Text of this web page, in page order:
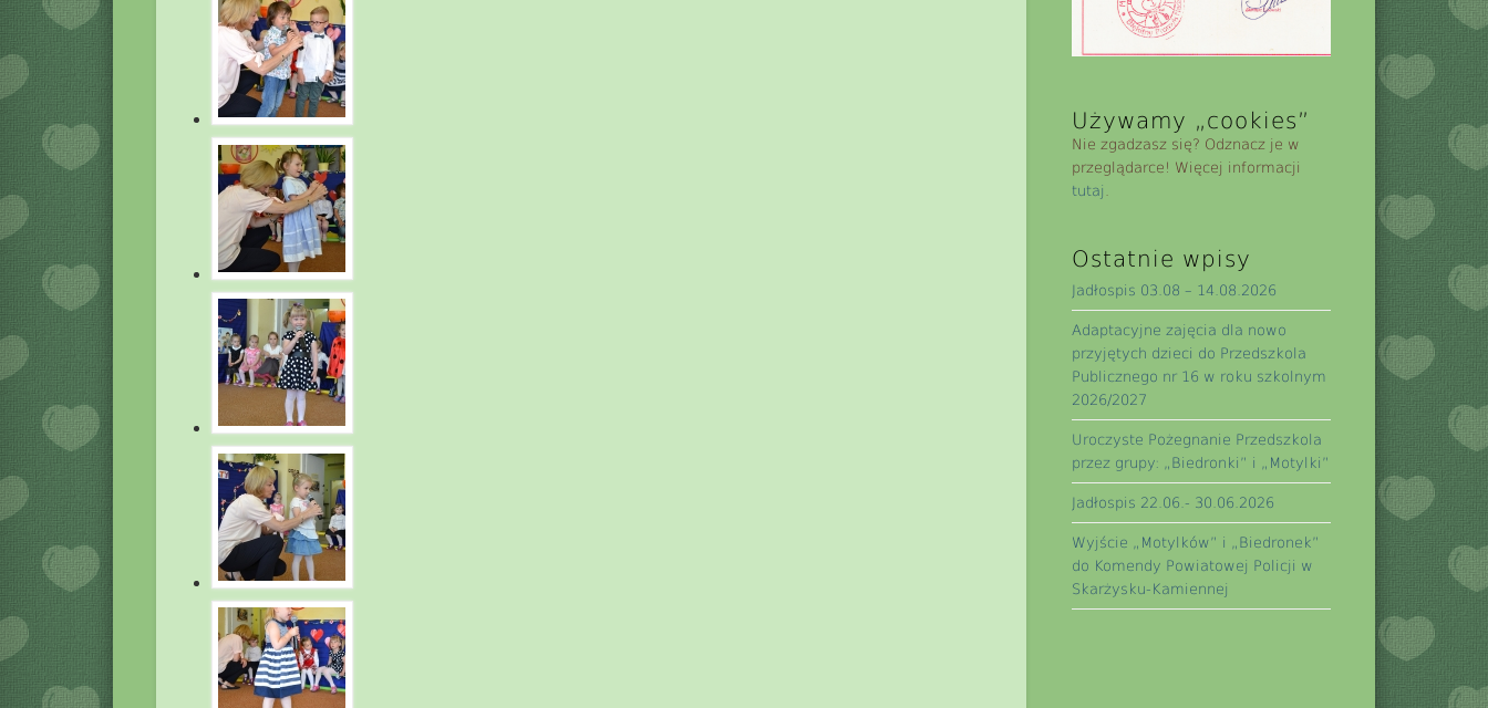
Używamy „cookies”
Nie zgadzasz się? Odznacz je w
przeglądarce! Więcej informacji
tutaj
Ostatnie wpisy
Jadłospis 03.08 – 14.08.2026
Adaptacyjne zajęcia dla nowo
przyjętych dzieci do Przedszkola
Publicznego nr 16 w roku szkolnym
2026/2027
Uroczyste Pożegnanie Przedszkola
przez grupy: „Biedronki” i „Motylki”
Jadłospis 22.06.- 30.06.2026
Wyjście „Motylków” i „Biedronek”
do Komendy Powiatowej Policji w
Skarżysku-Kamiennej